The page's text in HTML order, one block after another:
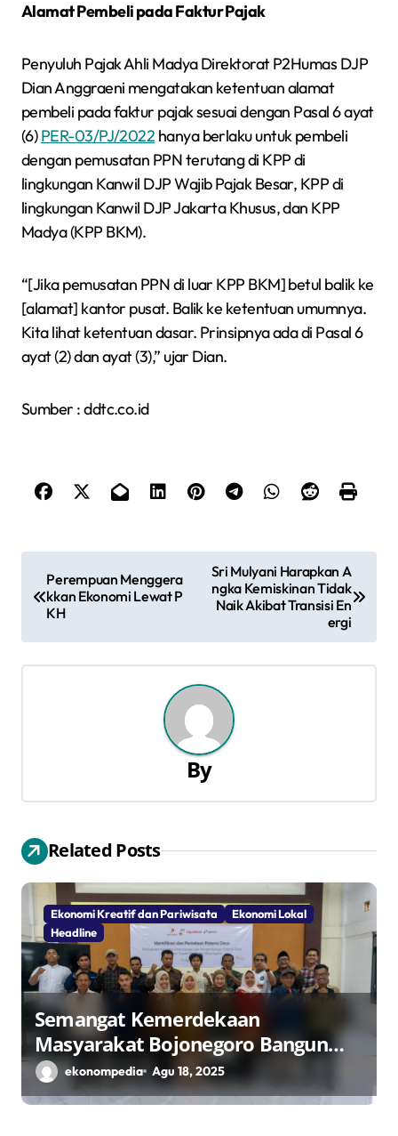
Alamat Pembeli pada Faktur Pajak
Penyuluh Pajak Ahli Madya Direktorat P2Humas DJP
Dian Anggraeni mengatakan ketentuan alamat
pembeli pada faktur pajak sesuai dengan Pasal 6 ayat
(6)PER-03/PJ/2022 hanya berlaku untuk pembeli
dengan pemusatan PPN terutang di KPP di
lingkungan Kanwil DJP Wajib Pajak Besar, KPP di
lingkungan Kanwil DJP Jakarta Khusus, dan KPP
Madya (KPP BKM).
“[Jika pemusatan PPN di luar KPP BKM] betul balik ke
[alamat] kantor pusat. Balik ke ketentuan umumnya.
Kita lihat ketentuan dasar. Prinsipnya ada di Pasal 6
ayat (2) dan ayat (3),” ujar Dian.
Sumber : ddtc.co.id
a
v
i
p
o
s
Perempuan Menggera
kkan Ekonomi Lewat P
KH
Sri Mulyani Harapkan A
ngka Kemiskinan Tidak
Naik Akibat Transisi En
ergi
By
Related Posts
Ekonomi Kreatif dan Pariwisata
Ekonomi Lokal
Headline
Semangat Kemerdekaan
Masyarakat Bojonegoro Bangun
Desa Mandiri Ekonomi
ekonompedia Agu 18, 2025